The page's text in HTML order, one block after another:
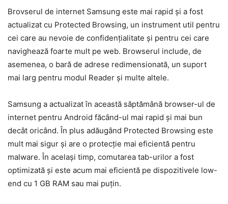
Brovserul de internet Samsung este mai rapid și a fost
actualizat cu Protected Browsing, un instrument util pentru
cei care au nevoie de confidențialitate și pentru cei care
navighează foarte mult pe web. Browserul include, de
asemenea, o bară de adrese redimensionată, un suport
mai larg pentru modul Reader și multe altele.
Samsung a actualizat în această săptămână browser-ul de
internet pentru Android făcând-ul mai rapid și mai bun
decât oricând. În plus adăugând Protected Browsing este
mult mai sigur și are o protecție mai eficientă pentru
malware. În același timp, comutarea tab-urilor a fost
optimizată și este acum mai eficientă pe dispozitivele low-
end cu 1 GB RAM sau mai puțin.